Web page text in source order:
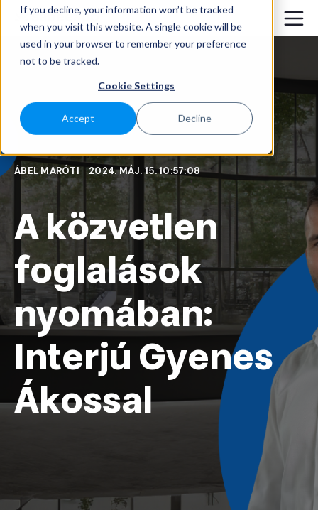
If you decline, your information won’t be tracked
when you visit this website. A single cookie will be
used in your browser to remember your preference
not to be tracked.
Cookie Settings
Accept Decline
ÁBEL MARÓTI 2024. MÁJ. 15. 10:57:08
A közvetlen
foglalások
nyomában:
Interjú Gyenes
Ákossal